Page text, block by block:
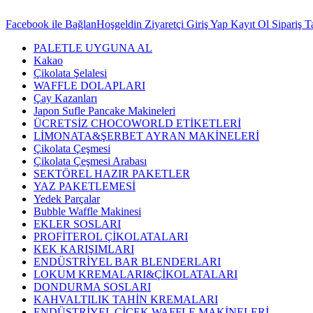
Facebook ile BağlanHoşgeldin Ziyaretçi Giriş Yap Kayıt Ol Sipariş
PALETLE UYGUNA AL
Kakao
Çikolata Şelalesi
WAFFLE DOLAPLARI
Çay Kazanları
Japon Sufle Pancake Makineleri
ÜCRETSİZ CHOCOWORLD ETİKETLERİ
LİMONATA&ŞERBET AYRAN MAKİNELERİ
Çikolata Çeşmesi
Çikolata Çeşmesi Arabası
SEKTÖREL HAZIR PAKETLER
YAZ PAKETLEMESİ
Yedek Parçalar
Bubble Waffle Makinesi
EKLER SOSLARI
PROFİTEROL ÇİKOLATALARI
KEK KARIŞIMLARI
ENDÜSTRİYEL BAR BLENDERLARI
LOKUM KREMALARI&ÇİKOLATALARI
DONDURMA SOSLARI
KAHVALTILIK TAHİN KREMALARI